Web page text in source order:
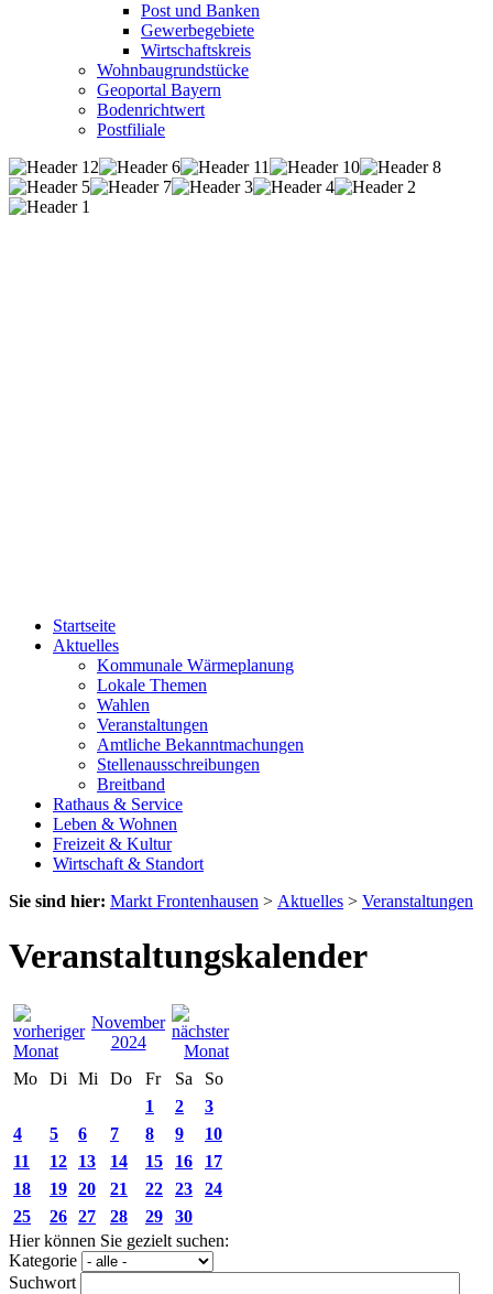
Post und Banken
Gewerbegebiete
Wirtschaftskreis
Wohnbaugrundstücke
Geoportal Bayern
Bodenrichtwert
Postfiliale
Startseite
Aktuelles
Kommunale Wärmeplanung
Lokale Themen
Wahlen
Veranstaltungen
Amtliche Bekanntmachungen
Stellenausschreibungen
Breitband
Rathaus & Service
Leben & Wohnen
Freizeit & Kultur
Wirtschaft & Standort
Sie sind hier: Markt Frontenhausen > Aktuelles > Veranstaltungen
Veranstaltungskalender
November
2024
Mo
Di Mi Do Fr Sa
So
1
2
3
4
5 6 7 8 9
10
11
12 13 14 15 16
17
18
19 20 21 22 23
24
25
26 27 28 29
30
Hier können Sie gezielt suchen:
Kategorie
Suchwort